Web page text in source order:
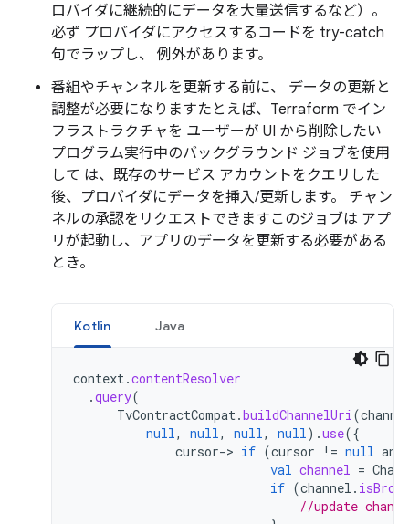
ロバイダに継続的にデータを大量送信するなど）。
必ず プロバイダにアクセスするコードを try-catch
句でラップし、 例外があります。
番組やチャンネルを更新する前に、 データの更新と
調整が必要になりますたとえば、Terraform でイン
フラストラクチャを ユーザーが UI から削除したい
プログラム実行中のバックグラウンド ジョブを使用
して は、既存のサービス アカウントをクエリした
後、プロバイダにデータを挿入/更新します。 チャン
ネルの承認をリクエストできますこのジョブは アプ
リが起動し、アプリのデータを更新する必要がある
とき。
Kotlin Java
context.contentResolver
.query(
TvContractCompat.buildChannelUri(
null, null, null, null).use({
cursor-> if (cursor != null and
val channel =
if (channel .
//update